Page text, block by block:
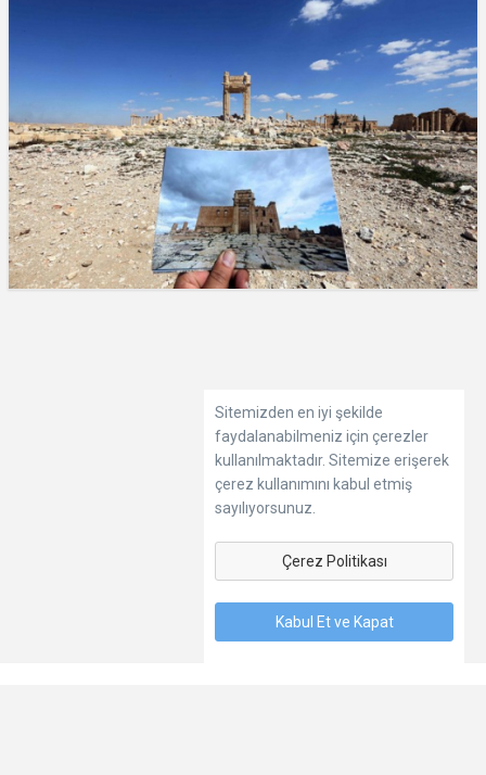
Sitemizden en iyi şekilde
faydalanabilmeniz için çerezler
kullanılmaktadır. Sitemize erişerek
çerez kullanımını kabul etmiş
sayılıyorsunuz.
Çerez Politikası
Kabul Et ve Kapat